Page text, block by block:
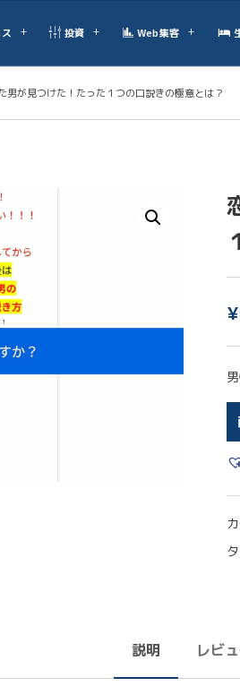
投資 Web集客
男が見つけた！たった１つの口説きの極意とは？
¥
説明 レビ